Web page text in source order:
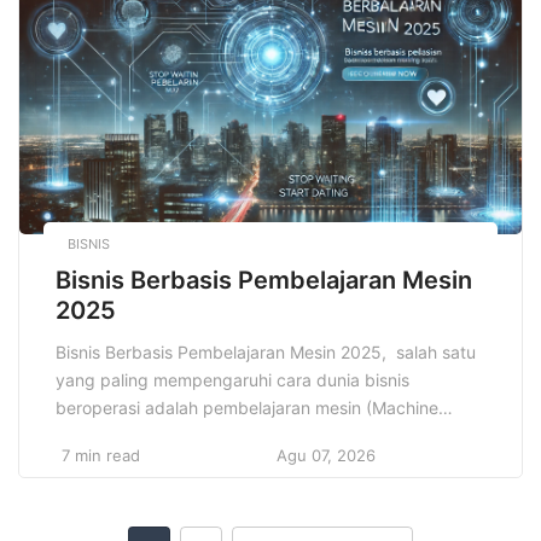
langsung dari kenyamanan rumah ini memang
semakin populer […]
BISNIS
Bisnis Berbasis Pembelajaran Mesin
2025
Bisnis Berbasis Pembelajaran Mesin 2025, salah satu
yang paling mempengaruhi cara dunia bisnis
beroperasi adalah pembelajaran mesin (Machine
kecerdasan buatan (Artificial Intelligence/AI), telah
7 min read Agu 07, 2026